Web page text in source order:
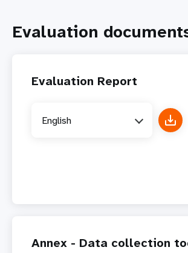
Evaluation
Evaluation Report
English
Annex - Data collection